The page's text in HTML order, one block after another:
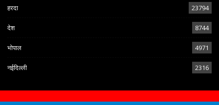
हरदा 23794
देश 8744
भोपाल 4971
नईदिल्ली 2316